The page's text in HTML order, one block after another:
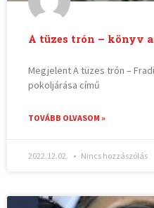
A tüzes trón – könyv
Megjelent A tüzes trón –
pokoljárása című
TOVÁBB OLVASOM »
2022.12.02. Nincs hozzászólás